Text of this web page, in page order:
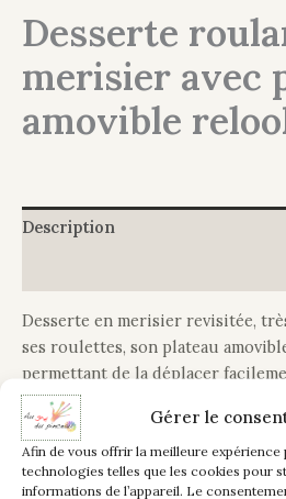
Gérer le
Afin de vous offrir la meilleure expérience
technologies telles que les cookies pour
informations de l’appareil. Le
Desserte
merisier avec
amovible
Description
Desserte en merisier revisitée,
ses roulettes, son plateau
permettant de la déplacer
D’aspect plutôt démodée avec sa
il fallait lui apporter une touche
restant très chic.